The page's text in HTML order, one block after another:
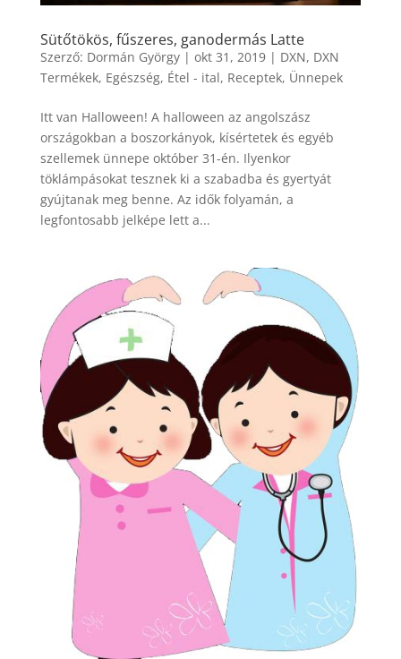
Sütőtökös, fűszeres, ganodermás Latte
Szerző: Dormán György| okt 31, 2019| DXN, DXN
Termékek, Egészség, Étel - ital, Receptek, Ünnepek
Itt van Halloween! A halloween az angolszász
országokban a boszorkányok, kísértetek és egyéb
szellemek ünnepe október 31-én. Ilyenkor
töklámpásokat tesznek ki a szabadba és gyertyát
gyújtanak meg benne. Az idők folyamán, a
legfontosabb jelképe lett a...